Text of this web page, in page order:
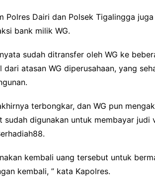
Polres Dairi dan Polsek Tigalingga
bank milik WG.
sudah ditransfer oleh WG ke
atasan WG diperusahaan, yang
terbongkar, dan WG pun
sudah digunakan untuk membayar judi
kembali uang tersebut untuk
kembali, ” kata Kapolres.